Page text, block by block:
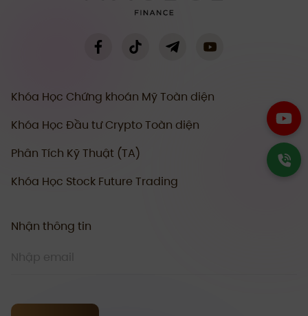
Khóa Học Chứng khoán Mỹ Toàn diện
Khóa Học Đầu tư Crypto Toàn diện
Phân Tích Kỹ Thuật (TA)
Khóa Học Stock Future Trading
Nhận thông tin